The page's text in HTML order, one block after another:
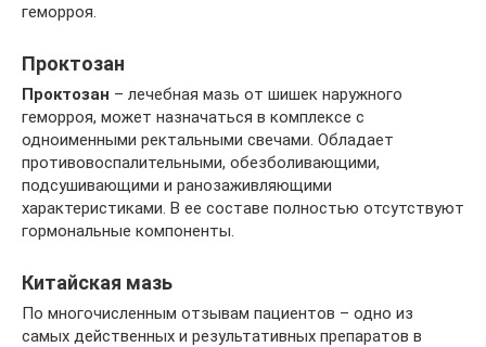
геморроя.
Проктозан
Проктозан – лечебная мазь от шишек наружного
геморроя, может назначаться в комплексе с
одноименными ректальными свечами. Обладает
противовоспалительными, обезболивающими,
подсушивающими и ранозаживляющими
характеристиками. В ее составе полностью отсутствуют
гормональные компоненты.
Китайская мазь
По многочисленным отзывам пациентов – одно из
самых действенных и результативных препаратов в